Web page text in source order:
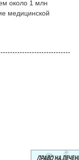
около 1 млн
медицинской